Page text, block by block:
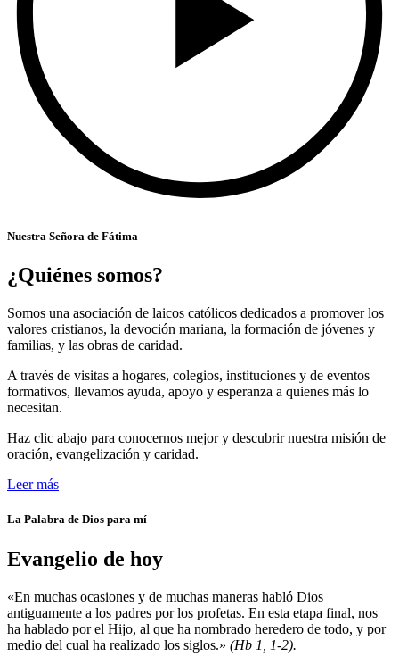
Nuestra Señora de Fátima
¿Quiénes somos?
Somos una asociación de laicos católicos dedicados a promover los
valores cristianos, la devoción mariana, la formación de jóvenes y
familias, y las obras de caridad.
A través de visitas a hogares, colegios, instituciones y de eventos
formativos, llevamos ayuda, apoyo y esperanza a quienes más lo
necesitan.
Haz clic abajo para conocernos mejor y descubrir nuestra misión de
oración, evangelización y caridad.
Leer más
La Palabra de Dios para mí
Evangelio de hoy
«En muchas ocasiones y de muchas maneras habló Dios
antiguamente a los padres por los profetas. En esta etapa final, nos
ha hablado por el Hijo, al que ha nombrado heredero de todo, y por
medio del cual ha realizado los siglos.» (Hb 1, 1-2).